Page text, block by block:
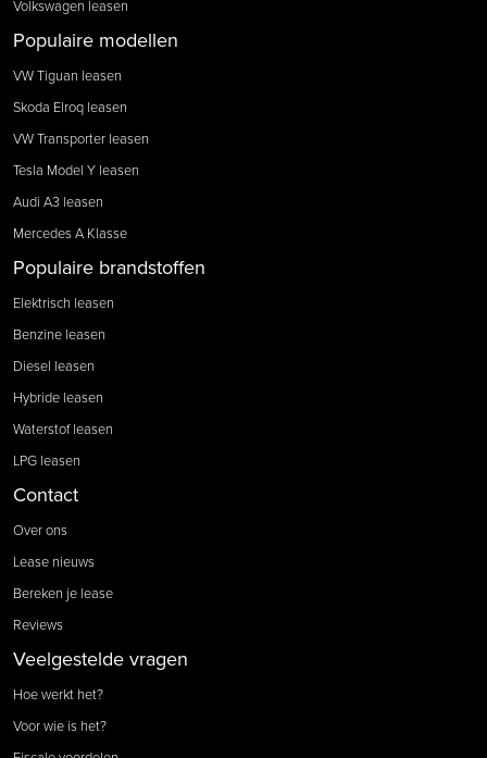
Volkswagen leasen
Populaire modellen
VW Tiguan leasen
Skoda Elroq leasen
VW Transporter leasen
Tesla Model Y leasen
Audi A3 leasen
Mercedes A Klasse
Populaire brandstoffen
Elektrisch leasen
Benzine leasen
Diesel leasen
Hybride leasen
Waterstof leasen
LPG leasen
Contact
Over ons
Lease nieuws
Bereken je lease
Reviews
Veelgestelde vragen
Hoe werkt het?
Voor wie is het?